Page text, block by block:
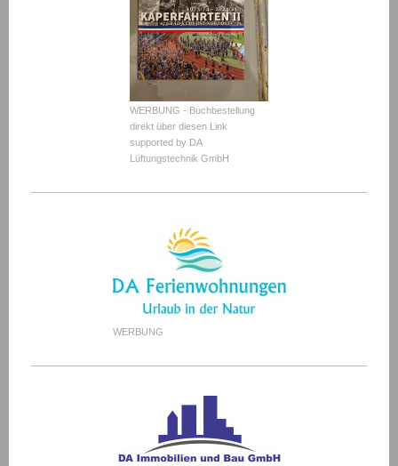
WERBUNG - Buchbestellung
direkt über diesen Link
supported by DA
Lüftungstechnik GmbH
WERBUNG